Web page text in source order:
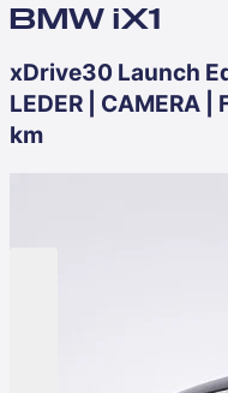
BMW iX1
xDrive30 Launch
LEDER | CAMERA
km